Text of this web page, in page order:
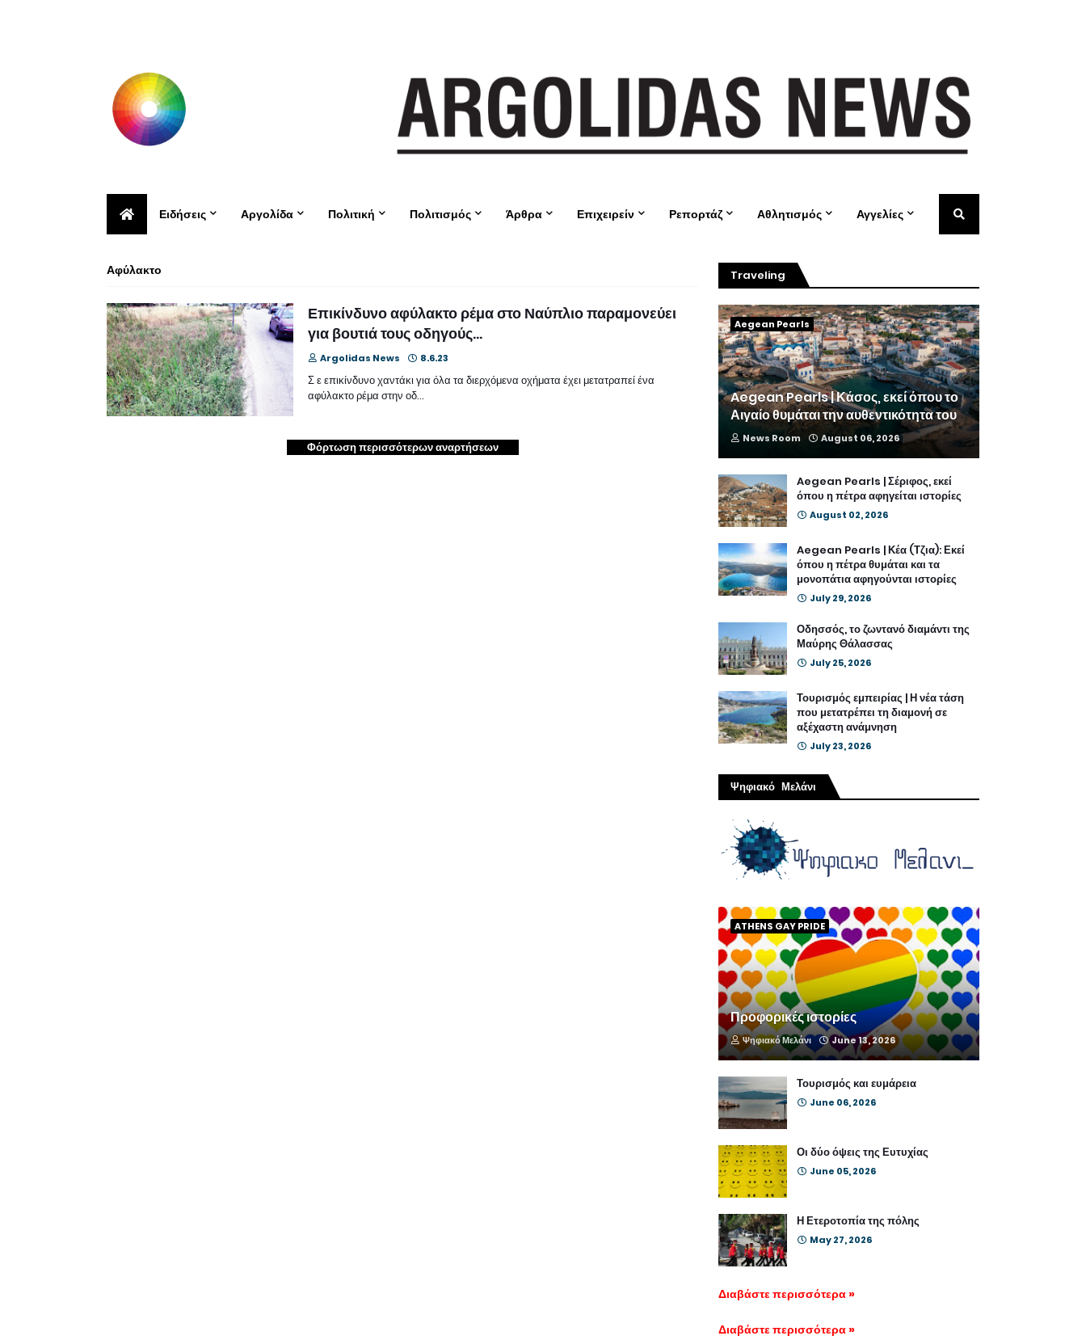
Ειδήσεις Αργολίδα Πολιτική Πολιτισμός Άρθρα Επιχειρείν Ρεπορτάζ Αθλητισμός Αγγελίες
Αφύλακτο
Επικίνδυνο αφύλακτο ρέμα στο Ναύπλιο παραμονεύει
για βουτιά τους οδηγούς...
Argolidas News 8.6.23
Σ ε επικίνδυνο χαντάκι για όλα τα διερχόμενα οχήματα έχει μετατραπεί ένα
αφύλακτο ρέμα στην οδ…
Φόρτωση περισσότερων αναρτήσεων
Traveling
Aegean Pearls
Aegean Pearls | Κάσος, εκεί όπου το
Αιγαίο θυμάται την αυθεντικότητα του
News Room August 06, 2026
Aegean Pearls | Σέριφος, εκεί
όπου η πέτρα αφηγείται ιστορίες
August 02, 2026
Aegean Pearls | Κέα (Τζια): Εκεί
όπου η πέτρα θυμάται και τα
μονοπάτια αφηγούνται ιστορίες
July 29, 2026
Οδησσός, το ζωντανό διαμάντι της
Μαύρης Θάλασσας
July 25, 2026
Τουρισμός εμπειρίας | Η νέα τάση
που μετατρέπει τη διαμονή σε
αξέχαστη ανάμνηση
July 23, 2026
Ψηφιακό Μελάνι
ATHENS GAY PRIDE
Προφορικές ιστορίες
Ψηφιακό Μελάνι June 13, 2026
Τουρισμός και ευμάρεια
June 06, 2026
Οι δύο όψεις της Ευτυχίας
June 05, 2026
Η Ετεροτοπία της πόλης
May 27, 2026
Διαβάστε περισσότερα »
Διαβάστε περισσότερα »